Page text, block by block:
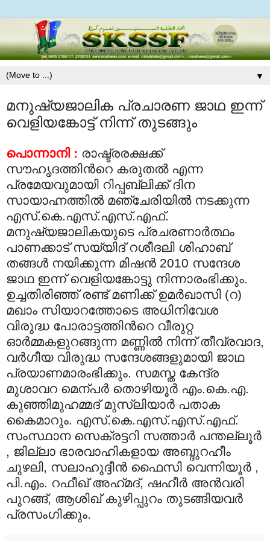
▼
മനുഷ്യജാലിക പ്രചാരണ ജാഥ ഇന്ന്
വെളിയങ്കോട്ട് നിന്ന് തുടങ്ങും
പൊന്നാനി : രാഷ്ട്രരക്ഷക്ക്
സൗഹൃദത്തിന്‍റെ കരുതല്‍ എന്ന
പ്രമേയവുമായി റിപ്പബ്ലിക്ക് ദിന
സായാഹ്നത്തില്‍ മഞ്ചേരിയില്‍ നടക്കുന്ന
എസ്.കെ.എസ്.എസ്.എഫ്.
മനുഷ്യജാലികയുടെ പ്രചരണാര്‍ത്ഥം
പാണക്കാട് സയ്യിദ് റശീദലി ശിഹാബ്
തങ്ങള്‍ നയിക്കുന്ന മിഷന്‍ 2010 സന്ദേശ
ജാഥ ഇന്ന് വെളിയങ്കോട്ടു നിന്നാരംഭിക്കും.
ഉച്ചതിരിഞ്ഞ് രണ്ട് മണിക്ക് ഉമര്‍ഖാസി (റ)
മഖാം സിയാറത്തോടെ അധിനിവേശ
വിരുദ്ധ പോരാട്ടത്തിന്‍റെ വീരുറ്റ
ഓര്‍മ്മകളുറങ്ങുന്ന മണ്ണില്‍ നിന്ന് തീവ്രവാദ,
വര്‍ഗീയ വിരുദ്ധ സന്ദേശങ്ങളുമായി ജാഥ
പ്രയാണമാരംഭിക്കും. സമസ്ത കേന്ദ്ര
മുശാവറ മെന്പര്‍ തൊഴിയൂര്‍ എം.കെ.എ.
കുഞ്ഞിമുഹമ്മദ് മുസ്‍ലിയാര്‍ പതാക
കൈമാറും. എസ്.കെ.എസ്.എസ്.എഫ്.
സംസ്ഥാന സെക്രട്ടറി സത്താര്‍ പന്തല്ലൂര്‍
, ജില്ലാ ഭാരവാഹികളായ അബ്ദുറഹീം
ചുഴലി, സലാഹുദ്ദീന്‍ ഫൈസി വെന്നിയൂര്‍ ,
പി.എം. റഫീഖ് അഹ്‍മദ്, ഷഹീര്‍ അന്‍വരി
പുറങ്ങ്, ആശിഖ് കുഴിപ്പുറം തുടങ്ങിയവര്‍
പ്രസംഗിക്കും.